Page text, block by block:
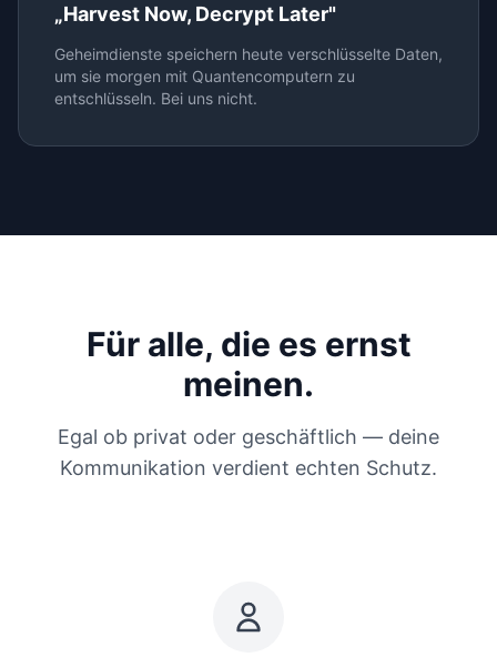
„Harvest Now, Decrypt Later"
Geheimdienste speichern heute verschlüsselte Daten,
um sie morgen mit Quantencomputern zu
entschlüsseln. Bei uns nicht.
Für alle, die es ernst
meinen.
Egal ob privat oder geschäftlich — deine
Kommunikation verdient echten Schutz.